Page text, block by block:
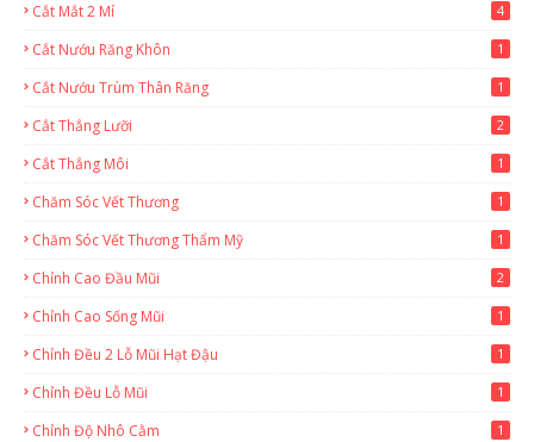
Cắt Mắt 2 Mí 4
Cắt Nướu Răng Khôn 1
Cắt Nướu Trùm Thân Răng 1
Cắt Thắng Lưỡi 2
Cắt Thắng Môi 1
Chăm Sóc Vết Thương 1
Chăm Sóc Vết Thương Thẩm Mỹ 1
Chỉnh Cao Đầu Mũi 2
Chỉnh Cao Sống Mũi 1
Chỉnh Đều 2 Lỗ Mũi Hạt Đậu 1
Chỉnh Đều Lỗ Mũi 1
Chỉnh Độ Nhô Cằm 1